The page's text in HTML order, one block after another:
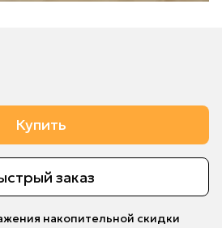
Купить
заказ
накопительной скидки